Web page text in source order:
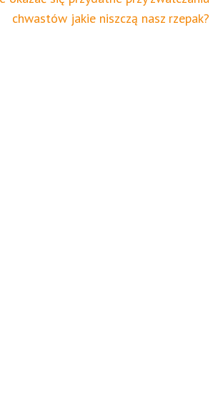
chwastów jakie niszczą nasz rzepak?